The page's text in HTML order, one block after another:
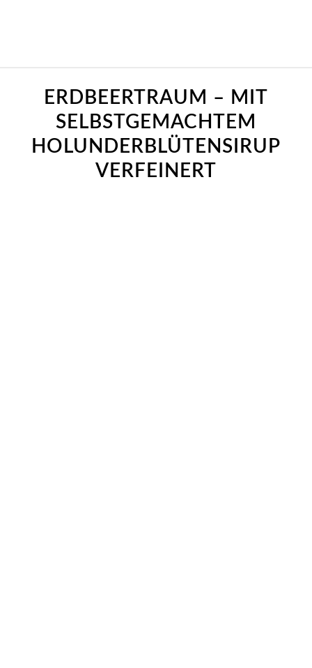
ERDBEERTRAUM – MIT
SELBSTGEMACHTEM
HOLUNDERBLÜTENSIRUP
VERFEINERT